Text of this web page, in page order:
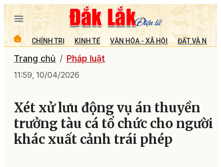
CHÍNH TRỊ KINH TẾ VĂN HÓA - XÃ HỘI ĐẤT VÀ
Trang chủ Pháp luật
11:59, 10/04/2026
Xét xử lưu động vụ án thuyền
trưởng tàu cá tổ chức cho người
khác xuất cảnh trái phép